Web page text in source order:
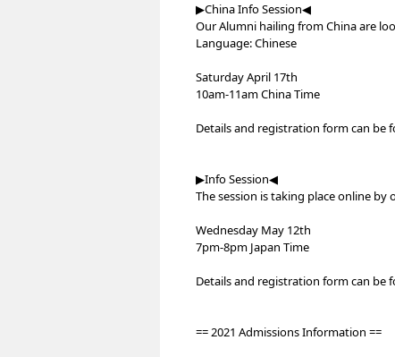
▶︎China Info Session◀︎
Our Alumni hailing from China are
Language: Chinese
Saturday April 17th
10am-11am China Time
Details and registration form can be
▶︎Info Session◀︎
The session is taking place online by
Wednesday May 12th
7pm-8pm Japan Time
Details and registration form can be
== 2021 Admissions Information ==